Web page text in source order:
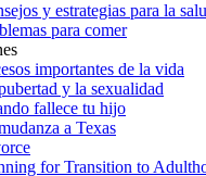
y estrategias para la
para comer
importantes de la vida
y la sexualidad
fallece tu hijo
a Texas
for Transition to